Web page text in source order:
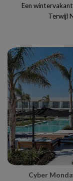
Een
Terwijl
Cyber